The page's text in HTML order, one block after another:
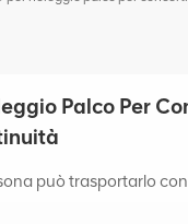
Palco Per
può trasportarlo